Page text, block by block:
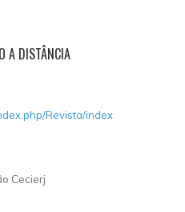
A DISTÂNCIA
Revista/index
Cecierj